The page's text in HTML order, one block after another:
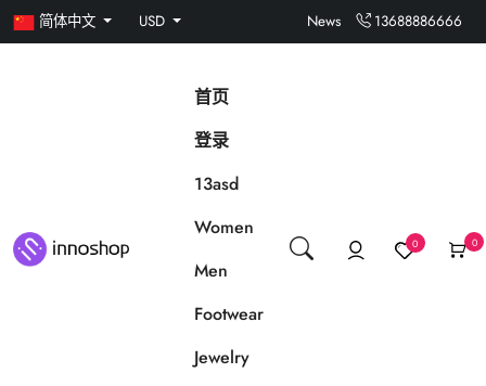
简体中文 USD News 13688886666
首页
登录
13asd
Women
Men
Footwear
Jewelry
0 0